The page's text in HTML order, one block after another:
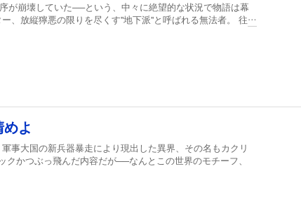
が崩壊していた──という、中々に絶望的な状況で物語は幕
、放縦獰悪の限りを尽くす"地下派"と呼ばれる無法者。 往…
よ
事大国の新兵器暴走により現出した異界、その名もカクリ
クかつぶっ飛んだ内容だが──なんとこの世界のモチーフ、